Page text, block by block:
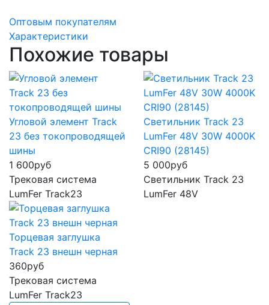
Оптовым покупателям
Характеристики
Похожие товары
Угловой элемент Track
23 без токопроводящей
шины
1 600руб
Трековая система
LumFer Track23
Светильник Track 23
LumFer 48V 30W 4000K
CRI90 (28145)
5 000руб
Светильник Track 23
LumFer 48V
Торцевая заглушка
Track 23 внешн черная
360руб
Трековая система
LumFer Track23